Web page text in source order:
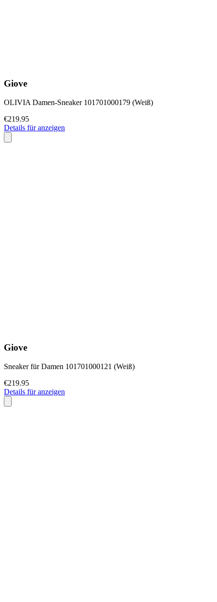
Giove
OLIVIA Damen-Sneaker 101701000179 (Weiß)
€219.95
Details für anzeigen
Giove
Sneaker für Damen 101701000121 (Weiß)
€219.95
Details für anzeigen